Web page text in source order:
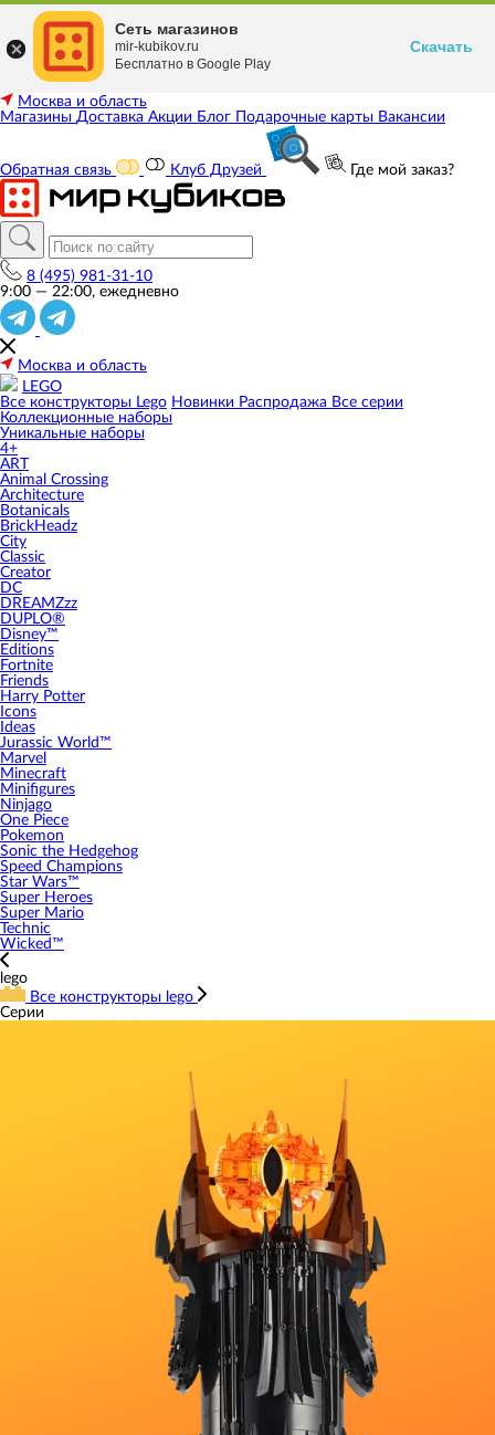
Москва и область
Магазины Доставка Акции Блог Подарочные карты Вакансии
Обратная связь Клуб Друзей Где мой заказ?
8 (495) 981-31-10
9:00 — 22:00, ежедневно
Москва и область
LEGO
Все конструкторы Lego Новинки Распродажа Все серии
Коллекционные наборы
Уникальные наборы
4+
ART
Animal Crossing
Architecture
Botanicals
BrickHeadz
City
Classic
Creator
DC
DREAMZzz
DUPLO®
Disney™
Editions
Fortnite
Friends
Harry Potter
Icons
Ideas
Jurassic World™
Marvel
Minecraft
Minifigures
Ninjago
One Piece
Pokemon
Sonic the Hedgehog
Speed Champions
Star Wars™
Super Heroes
Super Mario
Technic
Wicked™
lego
Все конструкторы lego
Серии
Сеть магазинов
mir-kubikov.ru
Бесплатно в Google Play
Скачать